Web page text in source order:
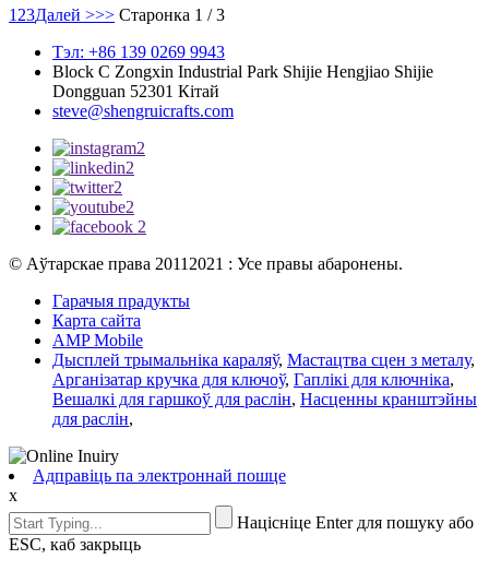
1 23Далей >>> Старонка 1 / 3
Тэл: +86 139 0269 9943
Block C Zongxin Industrial Park Shijie Hengjiao Shijie
Dongguan 52301 Кітай
steve@shengruicrafts.com
© Аўтарскае права 20112021 : Усе правы абаронены.
Гарачыя прадукты
Карта сайта
AMP Mobile
Дысплей трымальніка караляў, Мастацтва сцен з металу,
Арганізатар кручка для ключоў, Гаплікі для ключніка,
Вешалкі для гаршкоў для раслін, Насценны кранштэйны
для раслін,
Адправіць па электроннай пошце
x
Націсніце Enter для пошуку або
ESC, каб закрыць